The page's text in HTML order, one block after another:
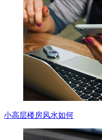
小高层楼房风水如何